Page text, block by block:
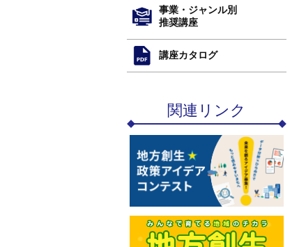
事業・ジャンル別
推奨講座
講座カタログ
関連リンク